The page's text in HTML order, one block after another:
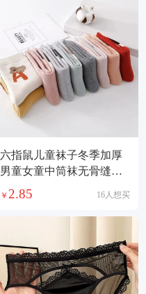
六指鼠儿童袜子冬季加厚
男童女童中筒袜无骨缝合
宝宝毛圈毛巾棉袜
￥2.85 16人想买